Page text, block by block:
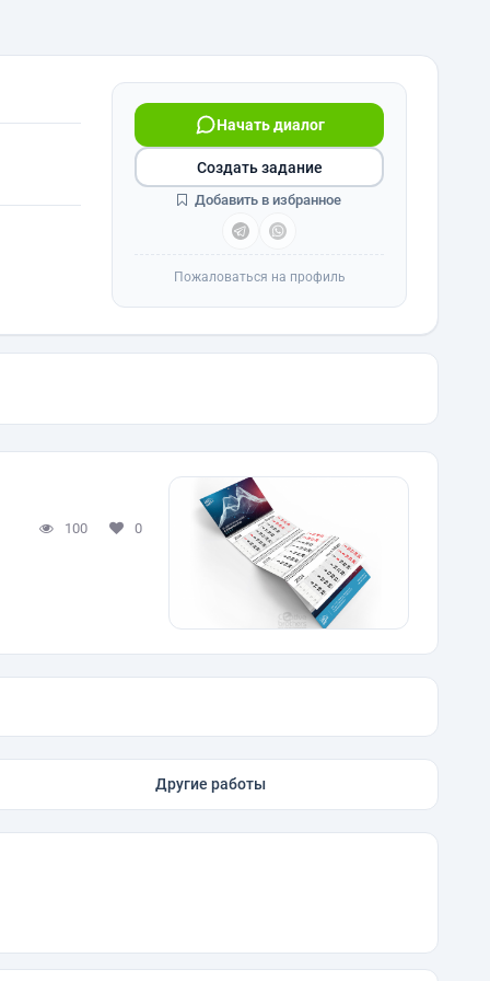
Начать диалог
Создать задание
Добавить в избранное
Пожаловаться на профиль
100 0
Другие работы